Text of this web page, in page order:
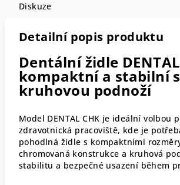
Diskuze
Detailní popis produktu
Dentální židle DENTAL
kompaktní a stabilní s
kruhovou podnoží
Model DENTAL CHK je ideální volbou
zdravotnická pracoviště, kde je
pohodlná židle s kompaktními
chromovaná konstrukce a kruhová
stabilitu a bezpečné usazení během